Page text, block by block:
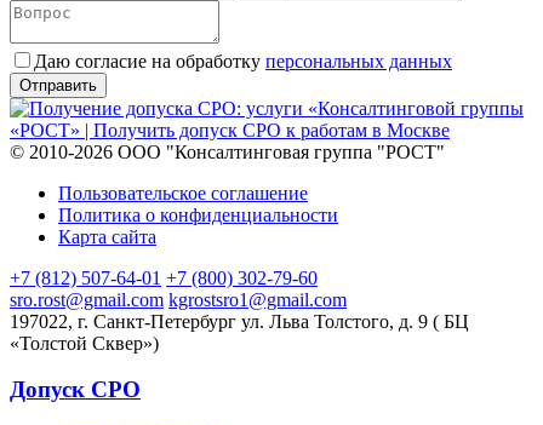
Даю согласие на обработку персональных данных
© 2010-2026 ООО "Консалтинговая группа "РОСТ"
Пользовательское соглашение
Политика о конфиденциальности
Карта сайта
+7 (812) 507-64-01 +7 (800) 302-79-60
sro.rost@gmail.com kgrostsro1@gmail.com
197022, г. Санкт-Петербург ул. Льва Толстого, д. 9 ( БЦ
«Толстой Сквер»)
Допуск СРО